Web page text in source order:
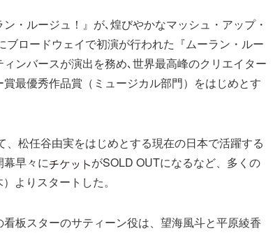
・ルージュ！』が､煌びやかなマッシュ・アップ・
ロードウェイで初演が行われた『ムーラン・ルー
ンバースが演出を務め､世界最高峰のクリエイター
最優秀作品賞（ミュージカル部門）をはじめとす
松任谷由実をはじめとする現在の日本で活躍する
幕早々に
がSOLD OUTになるなど、多くの
よりスタートした。
板スターのサティーン役は、望海風斗と平原綾香